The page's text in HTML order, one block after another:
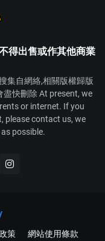
得出售或作其他商業
集自網絡,相關版權歸版
快刪除 At present, we
or internet. If you
please contact us, we
possible.
策 網站使用條款